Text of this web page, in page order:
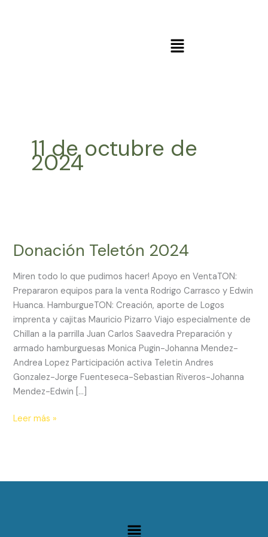
Menú
11 de octubre de
2024
Donación Teletón 2024
Miren todo lo que pudimos hacer! Apoyo en VentaTON:
Prepararon equipos para la venta Rodrigo Carrasco y Edwin
Huanca. HamburgueTON: Creación, aporte de Logos
imprenta y cajitas Mauricio Pizarro Viajo especialmente de
Chillan a la parrilla Juan Carlos Saavedra Preparación y
armado hamburguesas Monica Pugin-Johanna Mendez-
Andrea Lopez Participación activa Teletin Andres
Gonzalez-Jorge Fuenteseca-Sebastian Riveros-Johanna
Mendez-Edwin […]
2024
Leer más »
Menú